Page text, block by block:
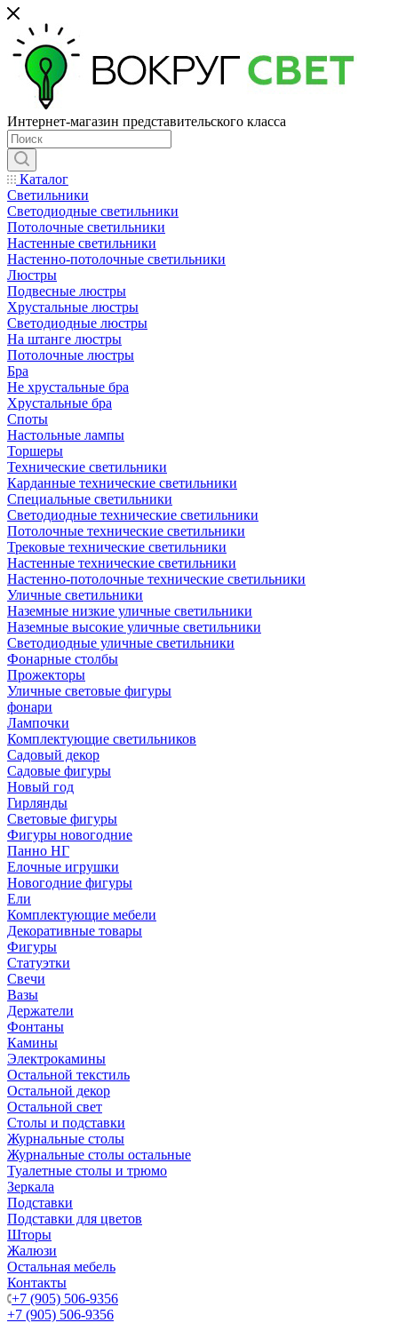
Интернет-магазин представительского класса
Каталог
Светильники
Светодиодные светильники
Потолочные светильники
Настенные светильники
Настенно-потолочные светильники
Люстры
Подвесные люстры
Хрустальные люстры
Светодиодные люстры
На штанге люстры
Потолочные люстры
Бра
Не хрустальные бра
Хрустальные бра
Споты
Настольные лампы
Торшеры
Технические светильники
Карданные технические светильники
Специальные светильники
Светодиодные технические светильники
Потолочные технические светильники
Трековые технические светильники
Настенные технические светильники
Настенно-потолочные технические светильники
Уличные светильники
Наземные низкие уличные светильники
Наземные высокие уличные светильники
Светодиодные уличные светильники
Фонарные столбы
Прожекторы
Уличные световые фигуры
фонари
Лампочки
Комплектующие светильников
Садовый декор
Садовые фигуры
Новый год
Гирлянды
Световые фигуры
Фигуры новогодние
Панно НГ
Елочные игрушки
Новогодние фигуры
Ели
Комплектующие мебели
Декоративные товары
Фигуры
Статуэтки
Свечи
Вазы
Держатели
Фонтаны
Камины
Электрокамины
Остальной текстиль
Остальной декор
Остальной свет
Столы и подставки
Журнальные столы
Журнальные столы остальные
Туалетные столы и трюмо
Зеркала
Подставки
Подставки для цветов
Шторы
Жалюзи
Остальная мебель
Контакты
+7 (905) 506-9356
+7 (905) 506-9356